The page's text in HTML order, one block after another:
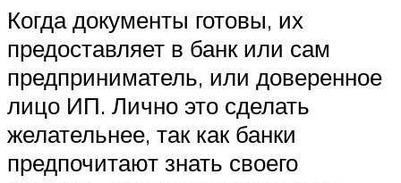
Когда документы готовы, их
предоставляет в банк или сам
предприниматель, или доверенное
лицо ИП. Лично это сделать
желательнее, так как банки
предпочитают знать своего